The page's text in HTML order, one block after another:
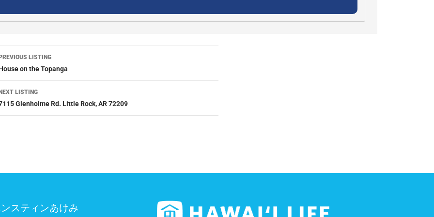
LISTING
on the Topanga
LISTING
Glenholme Rd. Little Rock, AR 72209
スティンあけみ